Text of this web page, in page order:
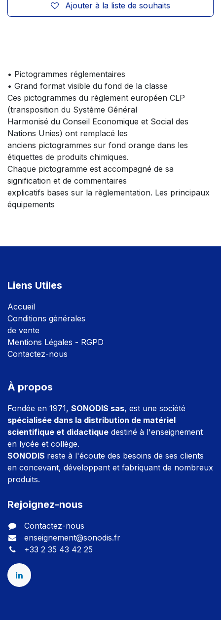
Ajouter à la liste de souhaits
• Pictogrammes réglementaires
• Grand format visible du fond de la classe
Ces pictogrammes du règlement européen CLP
(transposition du Système Général
Harmonisé du Conseil Economique et Social des
Nations Unies) ont remplacé les
anciens pictogrammes sur fond orange dans les
étiquettes de produits chimiques.
Chaque pictogramme est accompagné de sa
signification et de commentaires
explicatifs bases sur la règlementation. Les principaux
équipements
Liens Utiles
Accueil
Conditions générales
de vente
Mentions Légales - RGPD
Contactez-nous
À propos
Fondée en 1971, SONODIS sas, est une société
spécialisée dans la distribution de matériel
scientifique et didactique destiné à l'enseignement
en lycée et collège.
SONODIS reste à l'écoute des besoins de ses clients
en concevant, développant et fabriquant de nombreux
produits.
Rejoignez-nous
Contactez-nous
enseignement@sonodis.fr
+33 2 35 43 42 25